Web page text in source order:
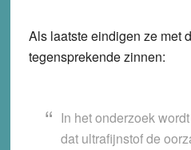
Als laatste eindigen ze met
tegensprekende zinnen:
In het onderzoek
dat ultrafijnstof de